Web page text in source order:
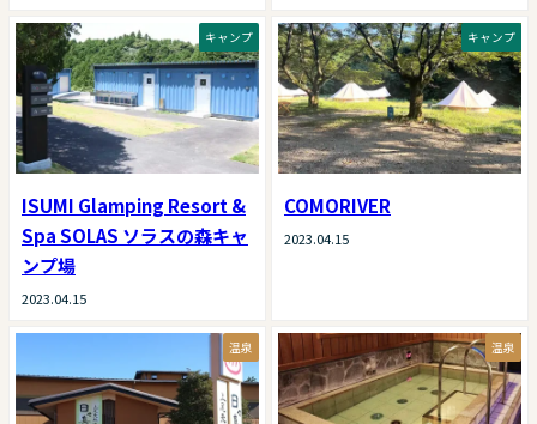
キャンプ
ISUMI Glamping Resort &
Spa SOLAS ソラスの森キャ
ンプ場
2023.04.15
キャンプ
COMORIVER
2023.04.15
温泉 温泉